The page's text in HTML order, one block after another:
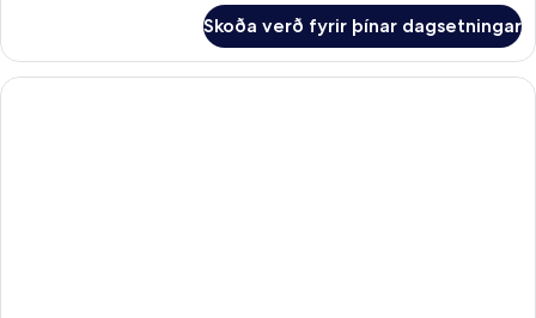
Skoða verð fyrir þínar dagsetningar